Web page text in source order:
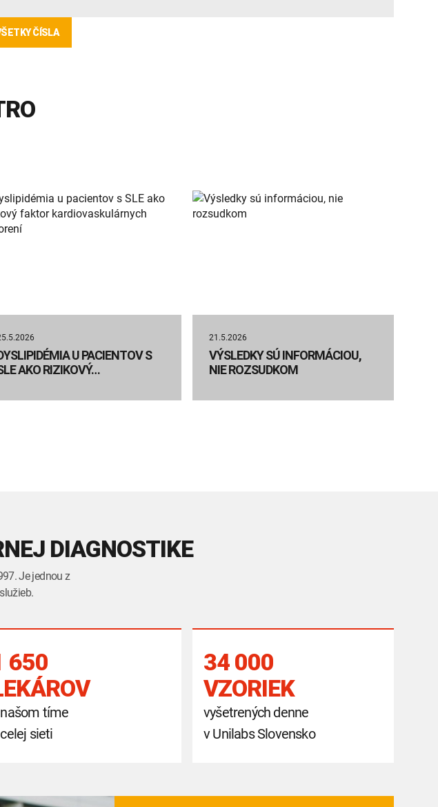
ČÍSLA
U PACIENTOV S
AKO RIZIKOVÝ…
21.5.2026
VÝSLEDKY SÚ INFORMÁCIOU,
NIE ROZSUDKOM
DIAGNOSTIKE
Je jednou z
650
tíme
sieti
34 000
VZORIEK
vyšetrených denne
v Unilabs Slovensko